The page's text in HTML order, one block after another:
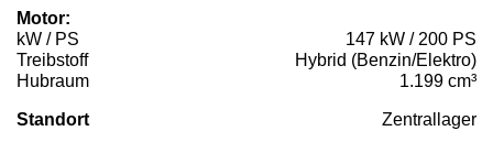
Motor:
kW / PS
147 kW / 200 PS
Treibstoff
Hybrid (Benzin/Elektro)
Hubraum
1.199 cm³
Standort Zentrallager